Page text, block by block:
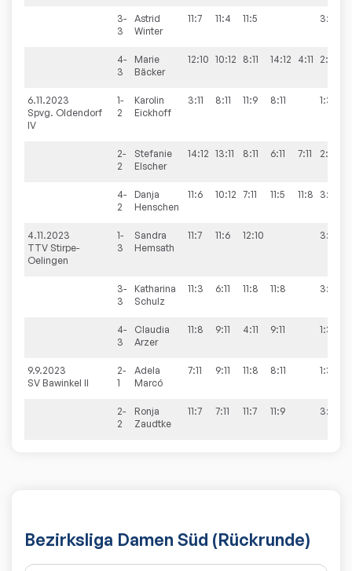
3-
3
Astrid
Winter
11:7 11:4 11:5 3:0
4-
3
Marie
Bäcker
12:10 10:12 8:11 14:12 4:11 2:3
6.11.2023
Spvg. Oldendorf
IV
1-
2
Karolin
Eickhoff
3:11 8:11 11:9 8:11 1:3
2-
2
Stefanie
Elscher
14:12 13:11 8:11 6:11 7:11 2:3
4-
2
Danja
Henschen
11:6 10:12 7:11 11:5 11:8 3:2
4.11.2023
TTV Stirpe-
Oelingen
1-
3
Sandra
Hemsath
11:7 11:6 12:10 3:0
3-
3
Katharina
Schulz
11:3 6:11 11:8 11:8 3:1
4-
3
Claudia
Arzer
11:8 9:11 4:11 9:11 1:3
9.9.2023
SV Bawinkel II
2-
1
Adela
Marcó
7:11 9:11 11:8 8:11 1:3
2-
2
Ronja
Zaudtke
11:7 7:11 11:7 11:9 3:1
Bezirksliga Damen Süd (Rückrunde)